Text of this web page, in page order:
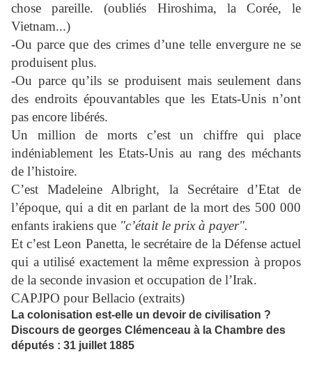
chose pareille. (oubliés Hiroshima, la Corée, le
Vietnam...)
-Ou parce que des crimes d’une telle envergure ne se
produisent plus.
-Ou parce qu’ils se produisent mais seulement dans
des endroits épouvantables que les Etats-Unis n’ont
pas encore libérés.
Un million de morts c’est un chiffre qui place
indéniablement les Etats-Unis au rang des méchants
de l’histoire.
C’est Madeleine Albright, la Secrétaire d’Etat de
l’époque, qui a dit en parlant de la mort des 500 000
enfants irakiens que "c’était le prix à payer".
Et c’est Leon Panetta, le secrétaire de la Défense actuel
qui a utilisé exactement la même expression à propos
de la seconde invasion et occupation de l’Irak.
CAPJPO pour Bellacio (extraits)
La colonisation est-elle un devoir de civilisation ?
Discours de georges Clémenceau à la Chambre des
députés : 31 juillet 1885